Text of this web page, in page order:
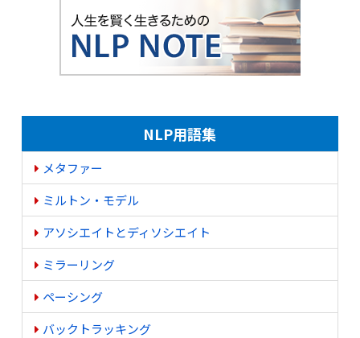
NLP用語集
メタファー
ミルトン・モデル
アソシエイトとディソシエイト
ミラーリング
ペーシング
バックトラッキング